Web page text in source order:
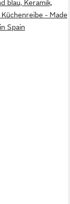
blau, Keramik,
Küchenreibe - Made
in Spain